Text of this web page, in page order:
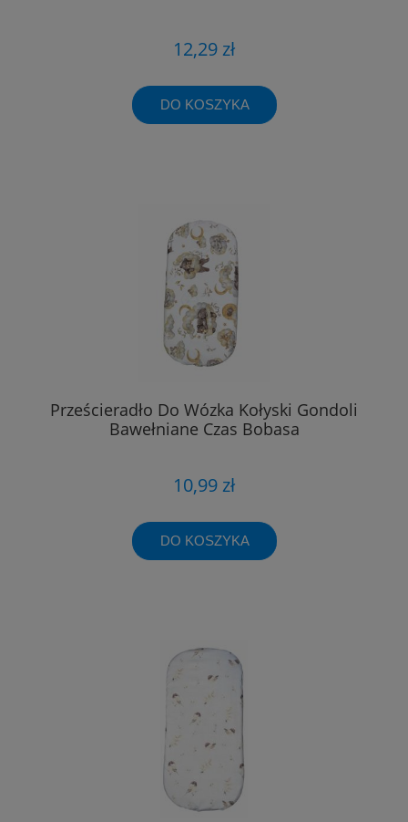
12,29 zł
DO KOSZYKA
Prześcieradło Do Wózka Kołyski Gondoli
Bawełniane Czas Bobasa
10,99 zł
DO KOSZYKA